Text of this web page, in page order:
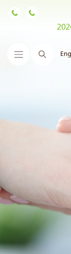
البحث